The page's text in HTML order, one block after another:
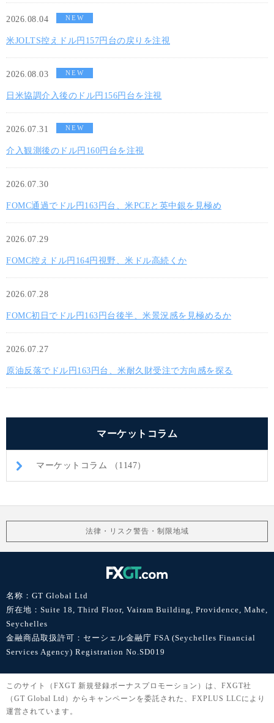
2026.08.04 NEW
米JOLTS控えドル円157円台の戻りを注視
2026.08.03 NEW
日米協調介入後のドル円156円台を注視
2026.07.31 NEW
介入観測後のドル円160円台を注視
2026.07.30
FOMC通過でドル円163円台、米PCEと英中銀を見極め
2026.07.29
FOMC控えドル円164円視野、米ドル高続くか
2026.07.28
FOMC初日でドル円163円台後半、米景況感を見極めるか
2026.07.27
原油反落でドル円163円台、米耐久財受注で方向感を探る
マーケットコラム
マーケットコラム （1147）
法律・リスク警告・制限地域
名称：GT Global Ltd
所在地：Suite 18, Third Floor, Vairam Building, Providence, Mahe,
Seychelles
金融商品取扱許可：セーシェル金融庁 FSA (Seychelles Financial
Services Agency) Registration No.SD019
このサイト（FXGT 新規登録ボーナスプロモーション）は、FXGT社
（GT Global Ltd）からキャンペーンを委託された、FXPLUS LLCにより
運営されています。